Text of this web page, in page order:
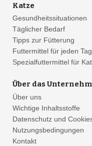
Katze
Gesundheitssituationen
Täglicher Bedarf
Tipps zur Fütterung
Futtermittel für jeden Tag
Spezialfuttermittel für
Über das
Über uns
Wichtige Inhaltsstoffe
Datenschutz und
Nutzungsbedingungen
Kontakt